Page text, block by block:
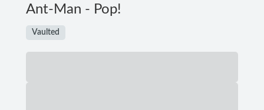
Ant-Man - Pop!
Vaulted